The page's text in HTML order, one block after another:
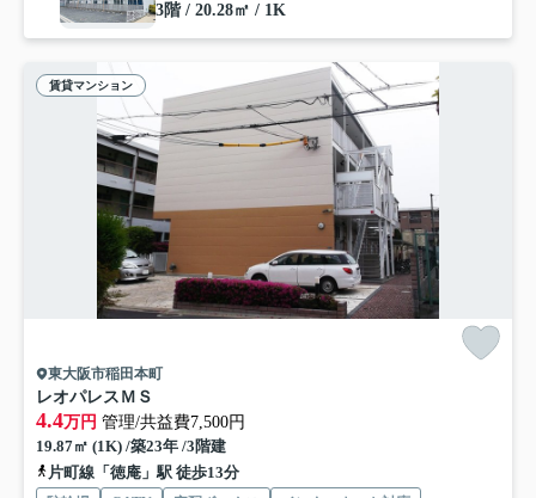
3階 / 20.28㎡ / 1K
賃貸マンション
東大阪市稲田本町
レオパレスＭＳ
4.4万円 管理/共益費7,500円
19.87㎡ (1K) /築23年 /3階建
片町線「徳庵」駅 徒歩13分